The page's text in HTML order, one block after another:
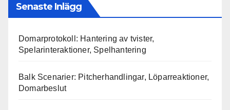
Senaste Inlägg
Domarprotokoll: Hantering av tvister,
Spelarinteraktioner, Spelhantering
Balk Scenarier: Pitcherhandlingar, Löparreaktioner,
Domarbeslut